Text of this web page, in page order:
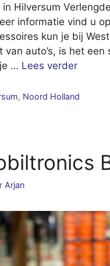
Hilversum
informatie vind u
kun je bij
auto’s, is het
… Lees verder
, Noord Holland
Arjan